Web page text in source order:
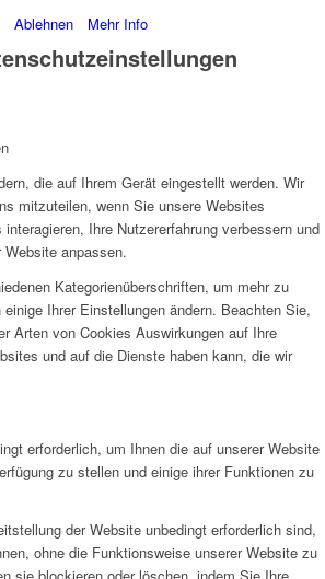
Ablehnen Mehr Info
die auf Ihrem Gerät eingestellt werden. Wir
mitzuteilen, wenn Sie unsere Websites
Ihre Nutzererfahrung verbessern und
anpassen.
Kategorienüberschriften, um mehr zu
Ihrer Einstellungen ändern. Beachten Sie,
Arten von Cookies Auswirkungen auf Ihre
und auf die Dienste haben kann, die wir
erforderlich, um Ihnen die auf unserer Website
zu stellen und einige ihrer Funktionen zu
der Website unbedingt erforderlich sind,
ohne die Funktionsweise unserer Website zu